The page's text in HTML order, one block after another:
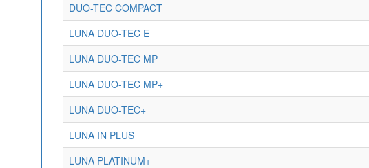
DUO-TEC COMPACT
LUNA DUO-TEC E
LUNA DUO-TEC MP
LUNA DUO-TEC MP+
LUNA DUO-TEC+
LUNA IN PLUS
LUNA PLATINUM+